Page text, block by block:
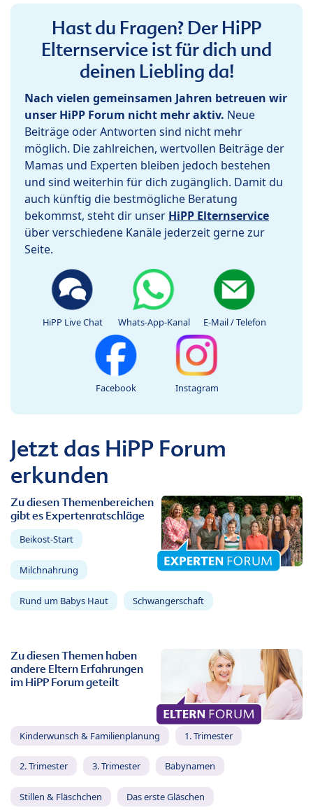
Hast du Fragen? Der HiPP
Elternservice ist für dich und
deinen Liebling da!
Nach vielen gemeinsamen Jahren betreuen wir
unser HiPP Forum nicht mehr aktiv. Neue
Beiträge oder Antworten sind nicht mehr
möglich. Die zahlreichen, wertvollen Beiträge der
Mamas und Experten bleiben jedoch bestehen
und sind weiterhin für dich zugänglich. Damit du
auch künftig die bestmögliche Beratung
bekommst, steht dir unser HiPP Elternservice
über verschiedene Kanäle jederzeit gerne zur
Seite.
HiPP Live Chat Whats-App-Kanal E-Mail / Telefon
Facebook Instagram
Jetzt das HiPP Forum
erkunden
Zu diesen Themenbereichen
gibt es Expertenratschläge
Beikost-Start
Milchnahrung
Rund um Babys Haut Schwangerschaft
Zu diesen Themen haben
andere Eltern Erfahrungen
im HiPP Forum geteilt
Kinderwunsch & Familienplanung 1. Trimester
2. Trimester 3. Trimester Babynamen
Stillen & Fläschchen Das erste Gläschen